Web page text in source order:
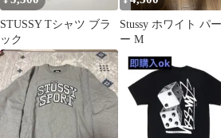
STUSSY Tシャツ ブラ
ック
Stussy ホワイト パ
ー M